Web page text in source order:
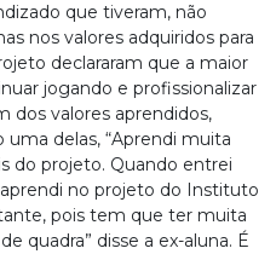
que tiveram, não
nos valores adquiridos para
declararam que a maior
jogando e profissionalizar
dos valores aprendidos,
delas, “Aprendi muita
do projeto. Quando entrei
no projeto do Instituto
pois tem que ter muita
quadra” disse a ex-aluna. É